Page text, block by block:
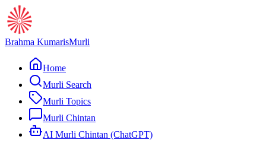
Brahma KumarisMurli
Home
Murli Search
Murli Topics
Murli Chintan
AI Murli Chintan (ChatGPT)